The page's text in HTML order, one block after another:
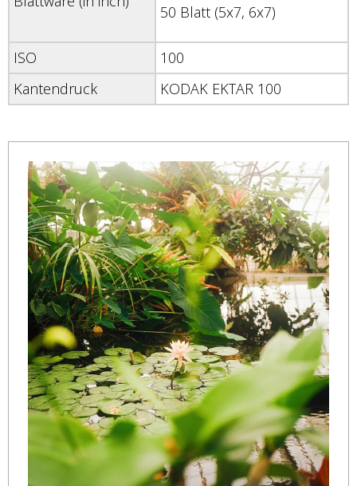
50 Blatt (5x7, 6x7)
ISO
100
Kantendruck
KODAK EKTAR 100